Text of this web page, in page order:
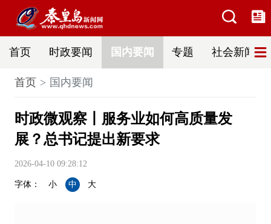
首页 时政要闻 国内要闻 专题 社会新闻
首页 国内要闻
时政微观察丨服务业如何高质量发
展？总书记提出新要求
2026-04-10 09:28:12
字体： 小 中 大